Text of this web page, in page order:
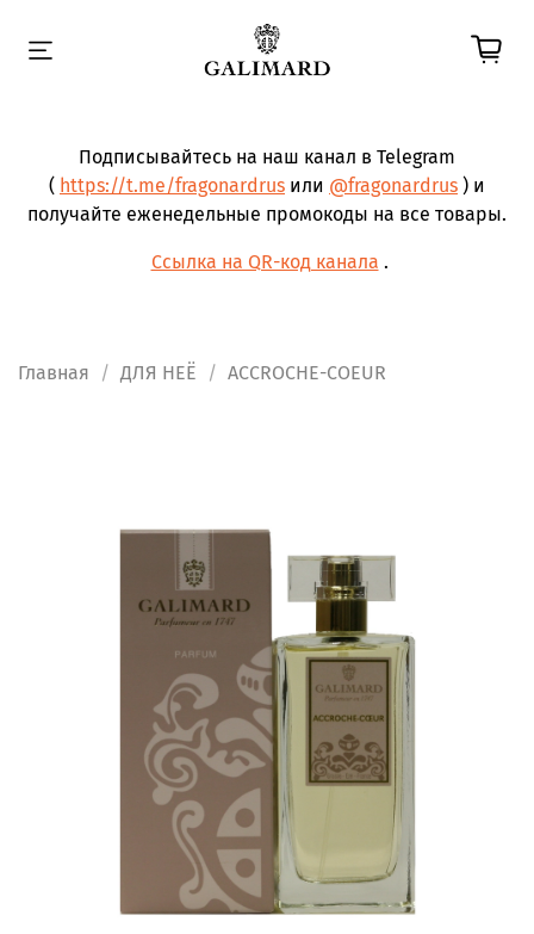
Подписывайтесь на наш канал в Telegram
( https://t.me/fragonardrus или @fragonardrus ) и
получайте еженедельные промокоды на все товары.
Ссылка на QR-код канала .
Главная ДЛЯ НЕЁ ACCROCHE-COEUR